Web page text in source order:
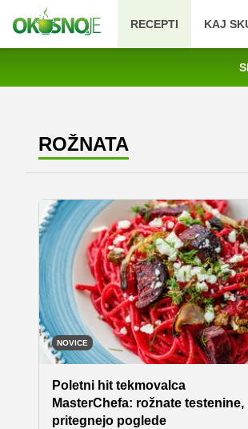
RECEPTI KAJ
ROŽNATA
NOVICE
Poletni hit tekmovalca
MasterChefa: rožnate testenine,
pritegnejo poglede